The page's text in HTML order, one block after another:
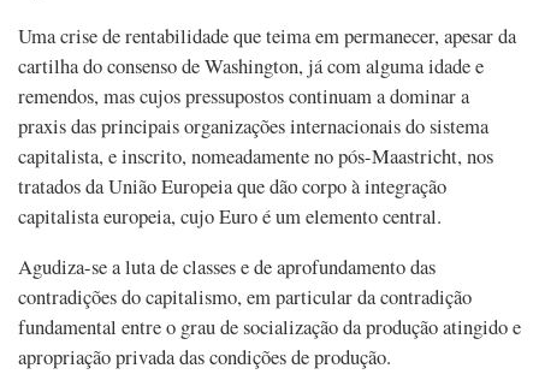
Uma crise de rentabilidade que teima em permanecer, apesar da
cartilha do consenso de Washington, já com alguma idade e
remendos, mas cujos pressupostos continuam a dominar a
praxis das principais organizações internacionais do sistema
capitalista, e inscrito, nomeadamente no pós-Maastricht, nos
tratados da União Europeia que dão corpo à integração
capitalista europeia, cujo Euro é um elemento central.
Agudiza-se a luta de classes e de aprofundamento das
contradições do capitalismo, em particular da contradição
fundamental entre o grau de socialização da produção atingido e
apropriação privada das condições de produção.